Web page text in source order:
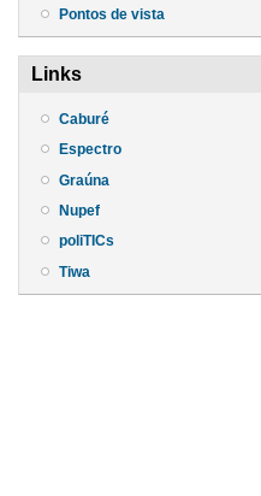
Pontos de vista
Links
Caburé
Espectro
Graúna
Nupef
poliTICs
Tiwa